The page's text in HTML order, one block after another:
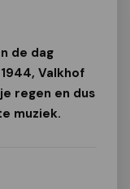
de dag
Valkhof
regen en dus
muziek.